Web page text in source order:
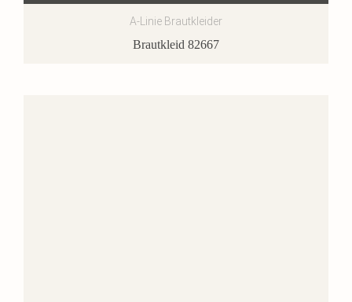
A-Linie Brautkleider
Brautkleid 82667